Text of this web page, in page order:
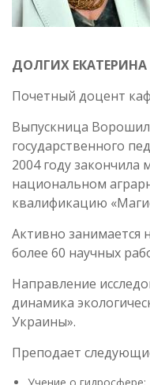
ДОЛГИХ
Почетный доцент
Выпускница
государственного
2004 году закончила
национальном
квалификацию
Активно занимается
более 60 научных
Направление
динамика
Украины».
Преподает
Учение о гидросфере;